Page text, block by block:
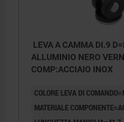
LEVA A CAMMA DI.9
ALLUMINIO NERO
COMP:ACCIAIO INOX
COLORE LEVA DI
MATERIALE